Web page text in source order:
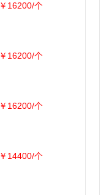
￥16200/个
￥16200/个
￥16200/个
￥14400/个